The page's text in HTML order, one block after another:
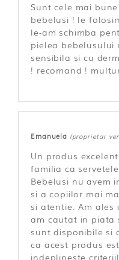
Sunt cele mai
bebelusi ! le
le-am schimba
pielea bebelusului
sensibila si cu
! recomand !
Emanuela (proprietar
Un produs
familia ca
Bebelusi nu avem
si a copiilor mai
si atentie. Am ales
am cautat in piata
sunt disponibile si
ca acest produs
indeplineste